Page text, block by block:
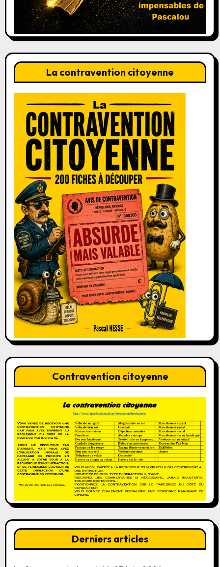
La contravention citoyenne
Contravention citoyenne
Derniers articles